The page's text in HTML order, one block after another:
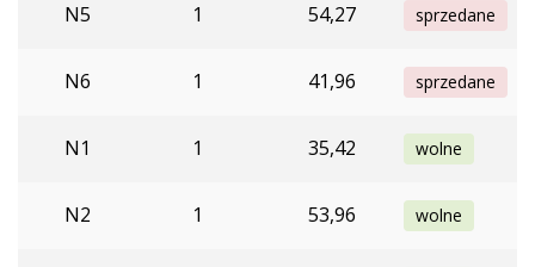
N5 1 54,27 sprzedane
N6 1 41,96 sprzedane
N1 1 35,42 wolne
N2 1 53,96 wolne